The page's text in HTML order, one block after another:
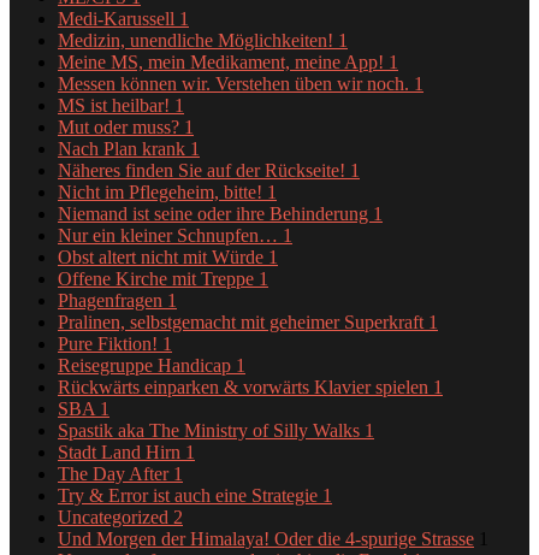
Medi-Karussell 1
Medizin, unendliche Möglichkeiten! 1
Meine MS, mein Medikament, meine App! 1
Messen können wir. Verstehen üben wir noch. 1
MS ist heilbar! 1
Mut oder muss? 1
Nach Plan krank 1
Näheres finden Sie auf der Rückseite! 1
Nicht im Pflegeheim, bitte! 1
Niemand ist seine oder ihre Behinderung 1
Nur ein kleiner Schnupfen… 1
Obst altert nicht mit Würde 1
Offene Kirche mit Treppe 1
Phagenfragen 1
Pralinen, selbstgemacht mit geheimer Superkraft 1
Pure Fiktion! 1
Reisegruppe Handicap 1
Rückwärts einparken & vorwärts Klavier spielen 1
SBA 1
Spastik aka The Ministry of Silly Walks 1
Stadt Land Hirn 1
The Day After 1
Try & Error ist auch eine Strategie 1
Uncategorized 2
Und Morgen der Himalaya! Oder die 4-spurige Strasse 1